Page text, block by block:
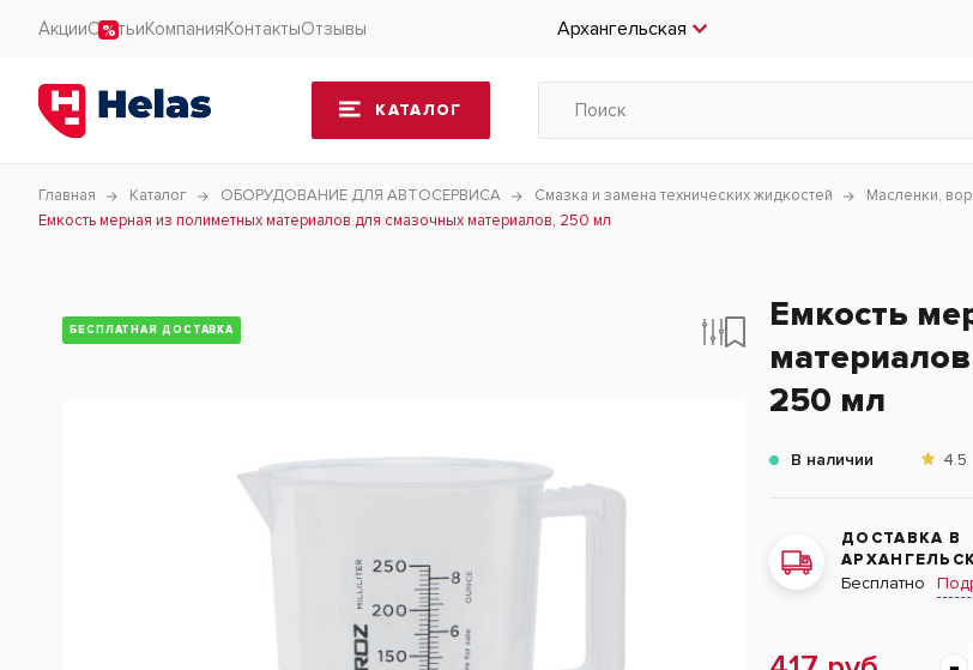
АкцииСтатьиКомпанияКонтактыОтзывы Архангельская
КАТАЛОГ
Главная Каталог ОБОРУДОВАНИЕ ДЛЯ АВТОСЕРВИСА Смазка и замена технических жидкостей Масленки,
Емкость мерная из полиметных материалов для смазочных материалов, 250 мл
БЕСПЛАТНАЯ ДОСТАВКА
Емкость
250 мл
В наличии 4.5
ДОСТАВКА В
Бесплатно